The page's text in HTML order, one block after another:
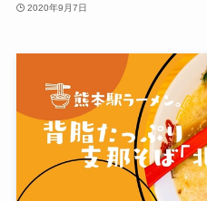
2020年9月7日